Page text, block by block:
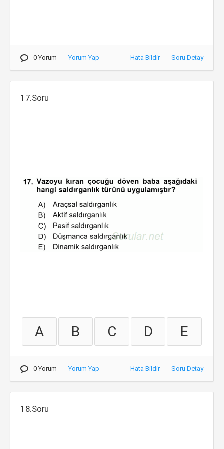
0 Yorum Yorum Yap Hata Bildir Soru Detay
17.Soru
A B C D E
0 Yorum Yorum Yap Hata Bildir Soru Detay
18.Soru